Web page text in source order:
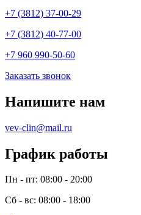
+7 (3812) 37-00-29
+7 (3812) 40-77-00
+7 960 990-50-60
Заказать звонок
Напишите нам
vev-clin@mail.ru
График работы
Пн - пт: 08:00 - 20:00
Сб - вс: 08:00 - 18:00